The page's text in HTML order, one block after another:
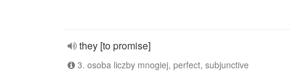
they [to promise]
3. osoba liczby mnogiej, perfect, subjunctive